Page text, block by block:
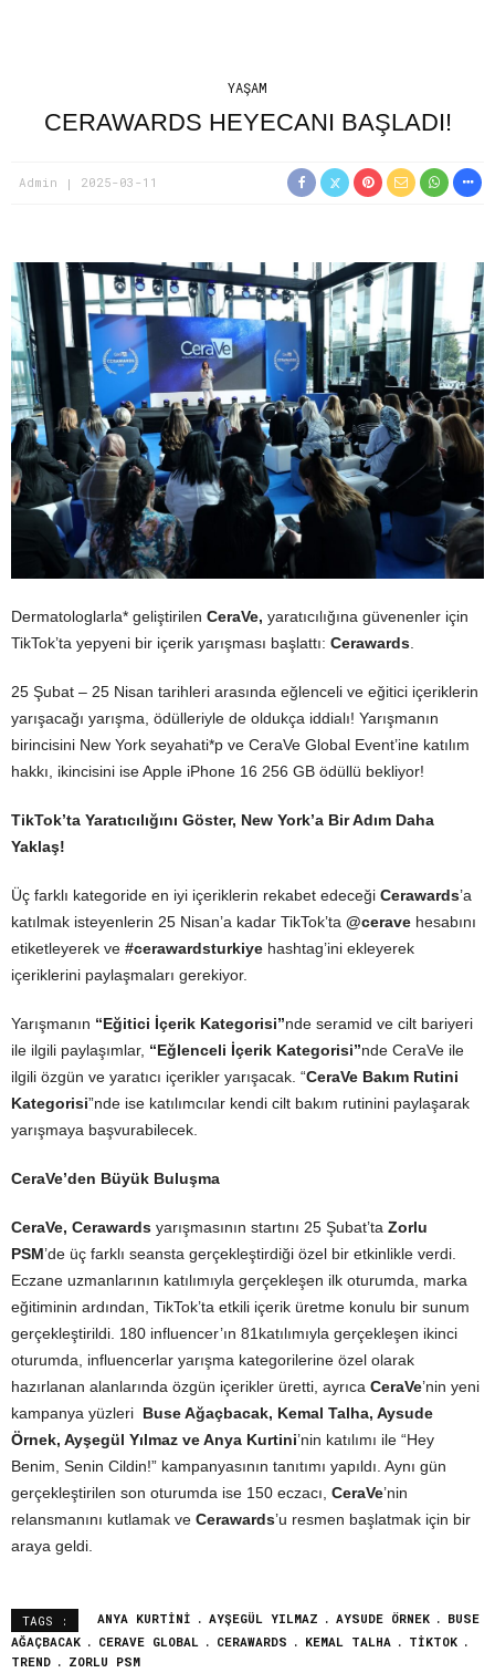
YAŞAM
CERAWARDS HEYECANI BAŞLADI!
Admin 2025-03-11
Dermatologlarla* geliştirilen CeraVe, yaratıcılığına güvenenler için
TikTok’ta yepyeni bir içerik yarışması başlattı: Cerawards
25 Şubat – 25 Nisan tarihleri arasında eğlenceli ve eğitici içeriklerin
yarışacağı yarışma, ödülleriyle de oldukça iddialı! Yarışmanın
birincisini New York seyahati*p ve CeraVe Global Event’ine katılım
hakkı, ikincisini ise Apple iPhone 16 256 GB ödüllü bekliyor!
TikTok’ta Yaratıcılığını Göster, New York’a Bir Adım Daha
Yaklaş!
Üç farklı kategoride en iyi içeriklerin rekabet edeceği Cerawards’a
katılmak isteyenlerin 25 Nisan’a kadar TikTok’ta @cerave hesabını
etiketleyerek ve #cerawardsturkiye hashtag’ini ekleyerek
içeriklerini paylaşmaları gerekiyor.
Yarışmanın “Eğitici İçerik Kategorisi”nde seramid ve cilt bariyeri
ile ilgili paylaşımlar, “Eğlenceli İçerik Kategorisi”nde CeraVe ile
ilgili özgün ve yaratıcı içerikler yarışacak. “CeraVe Bakım Rutini
Kategorisi”nde ise katılımcılar kendi cilt bakım rutinini paylaşarak
yarışmaya başvurabilecek.
CeraVe’den Büyük Buluşma
CeraVe, Cerawards yarışmasının startını 25 Şubat’ta Zorlu
PSM’de üç farklı seansta gerçekleştirdiği özel bir etkinlikle verdi.
Eczane uzmanlarının katılımıyla gerçekleşen ilk oturumda, marka
eğitiminin ardından, TikTok’ta etkili içerik üretme konulu bir sunum
gerçekleştirildi. 180 influencer’ın 81katılımıyla gerçekleşen ikinci
oturumda, influencerlar yarışma kategorilerine özel olarak
hazırlanan alanlarında özgün içerikler üretti, ayrıca CeraVe’nin yeni
kampanya yüzleri Buse Ağaçbacak, Kemal Talha, Aysude
Örnek, Ayşegül Yılmaz ve Anya Kurtini’nin katılımı ile “Hey
Benim, Senin Cildin!” kampanyasının tanıtımı yapıldı. Aynı gün
gerçekleştirilen son oturumda ise 150 eczacı, CeraVe’nin
relansmanını kutlamak ve Cerawards’u resmen başlatmak için bir
araya geldi.
TAGS : ANYA KURTINI AYŞEGÜL YILMAZ AYSUDE ÖRNEK
BUSE
AĞAÇBACAK
CERAVE GLOBAL CERAWARDS KEMAL TALHA
TIKTOK
TREND
ZORLU PSM